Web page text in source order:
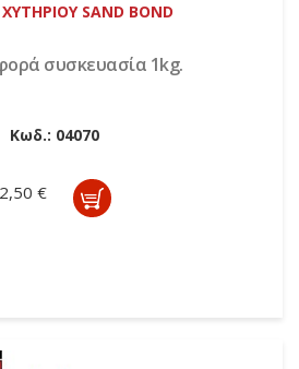
SAND BOND
συσκευασία 1kg.
Κωδ.: 04070
2,50 €